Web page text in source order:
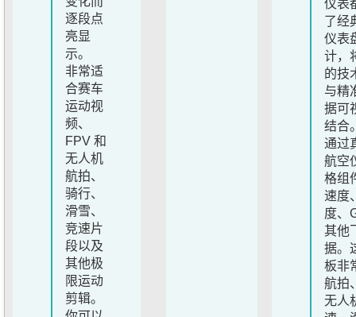
逐段点
亮显
示。
非常适
合赛车
运动视
频、
FPV 和
无人机
航拍、
骑行、
滑雪、
竞速片
段以及
其他极
限运动
剪辑。
仪表
了经
仪表
计，
的技
与精
据可
结合
通过
航空
格组
速度
度、
其他
据。
板非
航拍
无人